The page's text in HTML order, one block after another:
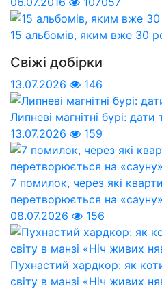
15 альбомів, яким вже 30
Свіжі добірки
13.07.2026 146
Липневі магнітні бурі:
13.07.2026
159
7 помилок, через які
перетворюється на «сауну»
08.07.2026
156
Пухнастий хардкор: як
світу в манзі «Ніч живих